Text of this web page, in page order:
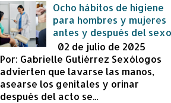
Ocho hábitos de higiene
para hombres y mujeres
antes y después del sexo
02 de julio de 2025
Por: Gabrielle Gutiérrez Sexólogos
advierten que lavarse las manos,
asearse los genitales y orinar
después del acto se...